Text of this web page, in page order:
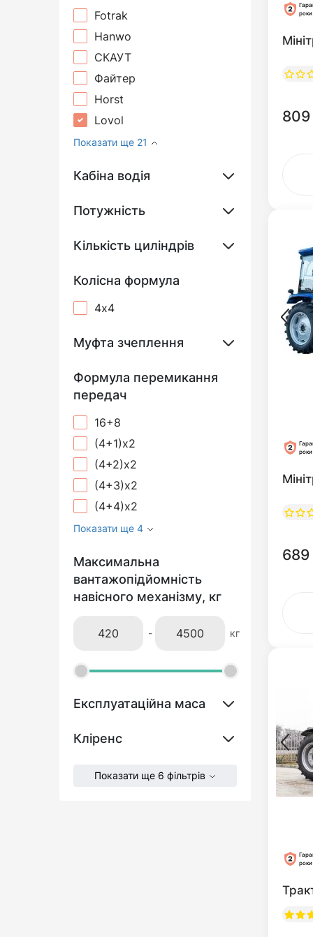
Fotrak
Hanwo
СКАУТ
Файтер
Horst
Lovol
Показати ще 21
Кабіна водія
Потужність
Кількість циліндрів
Колісна формула
4х4
Муфта зчеплення
Формула перемикання
передач
16+8
(4+1)х2
(4+2)х2
(4+3)х2
(4+4)х2
Показати ще 4
Максимальна
вантажопідйомність
навісного механізму, кг
- кг
Експлуатаційна маса
Кліренс
Показати ще 6 фільтрів
роки
роки
689
роки